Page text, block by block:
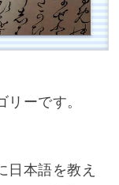
ーです。
日本語を教え